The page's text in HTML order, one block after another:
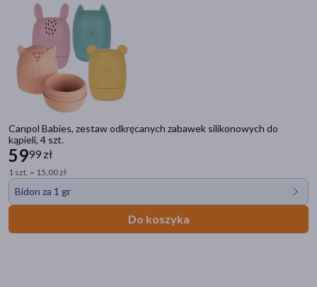
Canpol Babies, zestaw odkręcanych zabawek silikonowych do
kąpieli, 4 szt.
5999 zł
1 szt. = 15,00 zł
Bidon za 1 gr
Do koszyka